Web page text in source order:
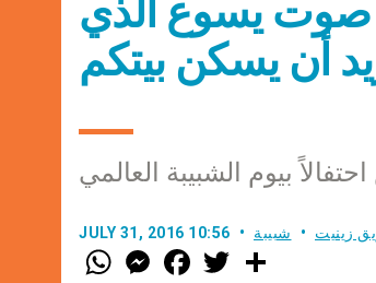
صوت يسوع الذي
بيوم الشبيبة العالمي
JULY 31, 2016 10:56 زينيت شبيبة
W
h
M
e
F
a w